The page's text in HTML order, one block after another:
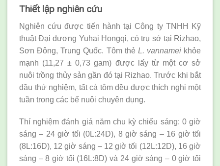
Thiết lập nghiên cứu
Nghiên cứu được tiến hành tại Công ty TNHH Kỹ
thuật Đại dương Yuhai Hongqi, có trụ sở tại Rizhao,
Sơn Đông, Trung Quốc. Tôm thẻ L. vannameikhỏe
mạnh (11,27 ± 0,73 gam) được lấy từ một cơ sở
nuôi trồng thủy sản gần đó tại Rizhao. Trước khi bắt
đầu thử nghiệm, tất cả tôm đều được thích nghi một
tuần trong các bể nuôi chuyên dụng.
Thí nghiệm đánh giá năm chu kỳ chiếu sáng: 0 giờ
sáng – 24 giờ tối (0L:24D), 8 giờ sáng – 16 giờ tối
(8L:16D), 12 giờ sáng – 12 giờ tối (12L:12D), 16 giờ
sáng – 8 giờ tối (16L:8D) và 24 giờ sáng – 0 giờ tối